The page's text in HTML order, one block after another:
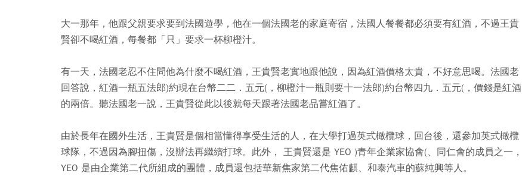
大一那年，他跟父親要求要到法國遊學，他在一個法國老的家庭寄宿，法國人餐餐都必須要有紅酒，不過王貴
賢卻不喝紅酒，每餐都「只」要求一杯柳橙汁。
有一天，法國老忍不住問他為什麼不喝紅酒，王貴賢老實地跟他說，因為紅酒價格太貴，不好意思喝。法國老
回答說，紅酒一瓶五法郎)約現在台幣二二．五元(，柳橙汁一瓶則要十一法郎)約台幣四九．五元(，價錢是紅酒
的兩倍。聽法國老一說，王貴賢從此以後就每天跟著法國老品嘗紅酒了。
由於長年在國外生活，王貴賢是個相當懂得享受生活的人，在大學打過英式橄欖球，回台後，還參加英式橄欖
球隊，不過因為腳扭傷，沒辦法再繼續打球。此外， 王貴賢還是 YEO )青年企業家協會(、同仁會的成員之一，
YEO 是由企業第二代所組成的團體，成員還包括華新焦家第二代焦佑麒、和泰汽車的蘇純興等人。